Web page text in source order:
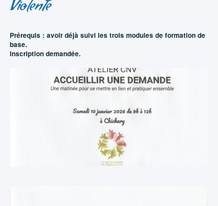
Violente
Prérequis : avoir déjà suivi les trois modules de formation de
base.
Inscription demandée.